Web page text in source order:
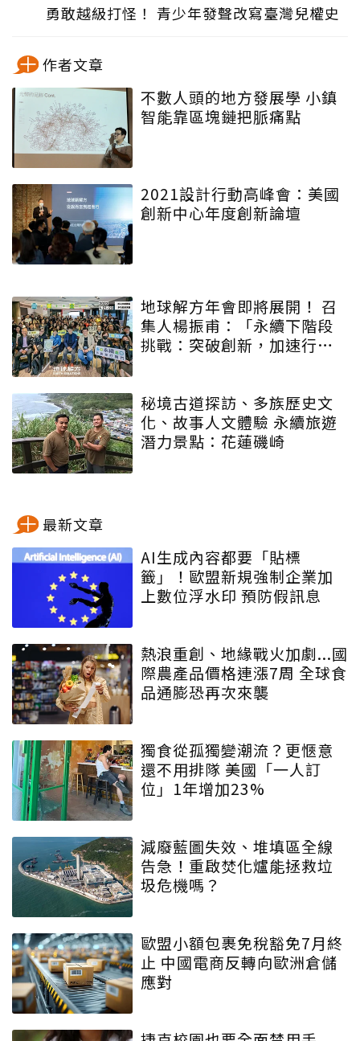
勇敢越級打怪！ 青少年發聲改寫臺灣兒權史
作者文章
不數人頭的地方發展學 小鎮
智能靠區塊鏈把脈痛點
2021設計行動高峰會：美國
創新中心年度創新論壇
地球解方年會即將展開！ 召
集人楊振甫：「永續下階段
挑戰：突破創新，加速行
秘境古道探訪、多族歷史文
化、故事人文體驗 永續旅遊
潛力景點：花蓮磯崎
最新文章
AI生成內容都要「貼標
籤」！歐盟新規強制企業加
上數位浮水印 預防假訊息
熱浪重創、地緣戰火加劇...國
際農產品價格連漲7周 全球食
品通膨恐再次來襲
獨食從孤獨變潮流？更愜意
還不用排隊 美國「一人訂
位」1年增加23%
減廢藍圖失效、堆填區全線
告急！重啟焚化爐能拯救垃
圾危機嗎？
歐盟小額包裹免稅豁免7月終
止 中國電商反轉向歐洲倉儲
應對